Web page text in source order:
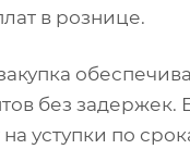
в рознице.
без задержек.
уступки по